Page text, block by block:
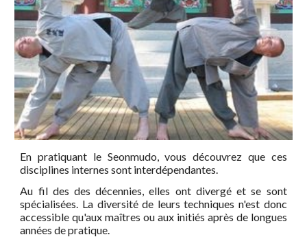
En pratiquant le Seonmudo, vous découvrez que ces
disciplines internes sont interdépendantes.
Au fil des des décennies, elles ont divergé et se sont
spécialisées. La diversité de leurs techniques n'est donc
accessible qu'aux maîtres ou aux initiés après de longues
années de pratique.